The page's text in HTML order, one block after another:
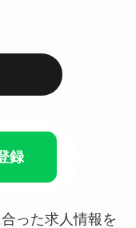
録
った求人情報を